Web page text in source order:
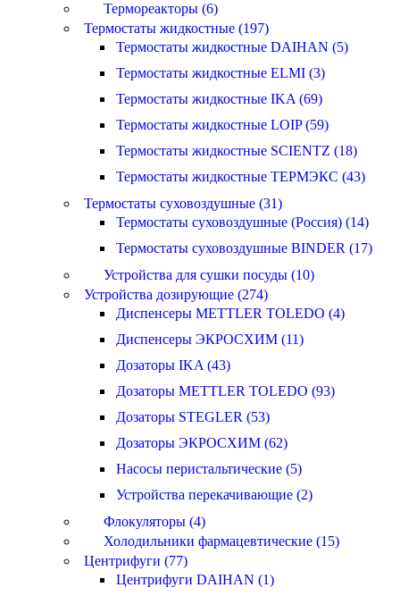
Термореакторы (6)
Термостаты жидкостные (197)
Термостаты жидкостные DAIHAN (5)
Термостаты жидкостные ELMI (3)
Термостаты жидкостные IKA (69)
Термостаты жидкостные LOIP (59)
Термостаты жидкостные SCIENTZ (18)
Термостаты жидкостные ТЕРМЭКС (43)
Термостаты суховоздушные (31)
Термостаты суховоздушные (Россия) (14)
Термостаты суховоздушные BINDER (17)
Устройства для сушки посуды (10)
Устройства дозирующие (274)
Диспенсеры METTLER TOLEDO (4)
Диспенсеры ЭКРОСХИМ (11)
Дозаторы IKA (43)
Дозаторы METTLER TOLEDO (93)
Дозаторы STEGLER (53)
Дозаторы ЭКРОСХИМ (62)
Насосы перистальтические (5)
Устройства перекачивающие (2)
Флокуляторы (4)
Холодильники фармацевтические (15)
Центрифуги (77)
Центрифуги DAIHAN (1)